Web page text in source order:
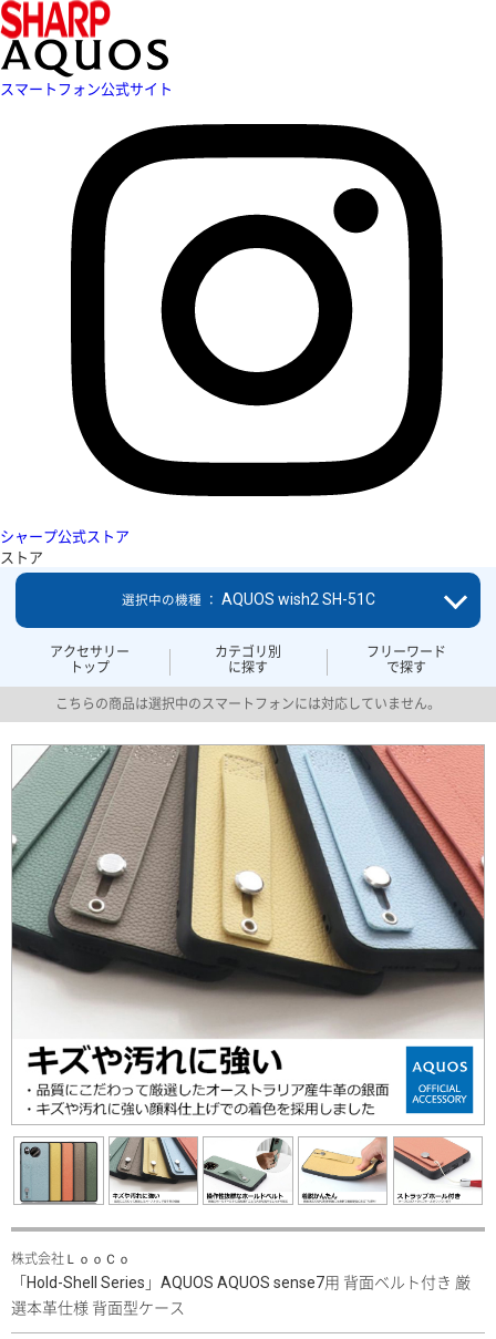
スマートフォン公式サイト
シャープ公式ストア
ストア
アクセサリー
トップ
カテゴリ別
に探す
フリーワード
で探す
選択中の機種 ： AQUOS wish2 SH-51C
こちらの商品は選択中のスマートフォンには対応していません。
株式会社ＬｏｏＣｏ
「Hold-Shell Series」AQUOS AQUOS sense7用 背面ベルト付き 厳
選本革仕様 背面型ケース